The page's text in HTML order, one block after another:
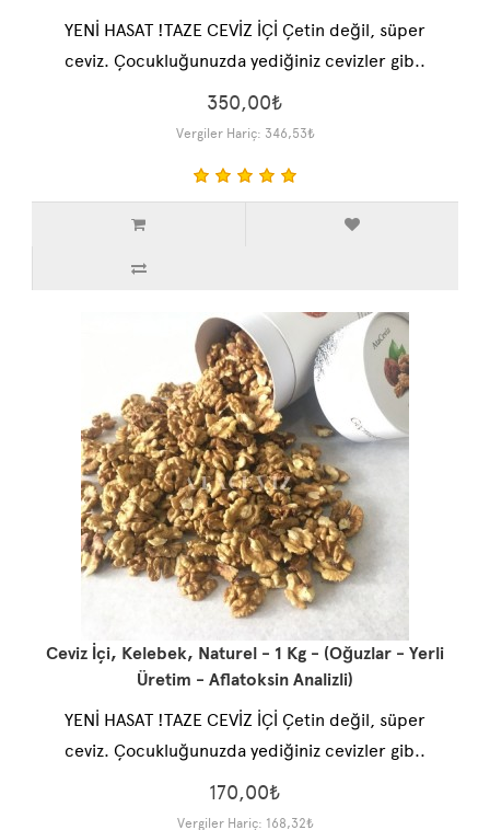
YENİ HASAT !TAZE CEVİZ İÇİ Çetin değil, süper
ceviz. Çocukluğunuzda yediğiniz cevizler gib..
350,00₺
Vergiler Hariç: 346,53₺
Ceviz İçi, Kelebek, Naturel - 1 Kg - (Oğuzlar - Yerli
Üretim - Aflatoksin Analizli)
YENİ HASAT !TAZE CEVİZ İÇİ Çetin değil, süper
ceviz. Çocukluğunuzda yediğiniz cevizler gib..
170,00₺
Vergiler Hariç: 168,32₺